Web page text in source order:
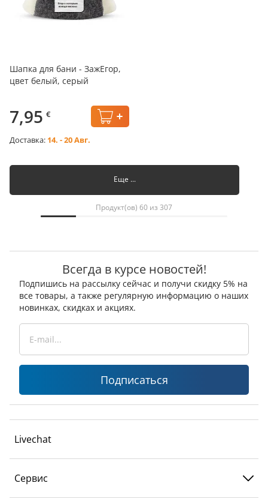
Шапка для бани - ЗажЕгор,
цвет белый, серый
7,95 €
Доставка: 14. - 20 Авг.
Еще ...
Продукт(ов) 60 из 307
Всегда в курсе новостей!
Подпишись на рассылку сейчас и получи скидку 5% на
все товары, а также регулярную информацию о наших
новинках, скидках и акциях.
Подписаться
Livechat
Сервис